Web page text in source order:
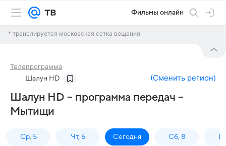
Фильмы онлайн
* транслируется московская сетка вещания
Телепрограмма
Шалун HD (Сменить регион)
Шалун HD – программа передач –
Мытищи
Ср, 5 Чт, 6 Сегодня Сб, 8